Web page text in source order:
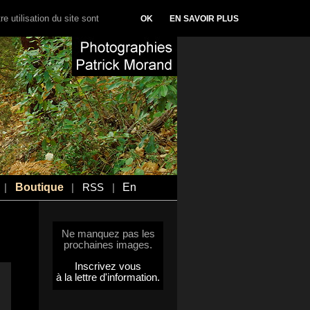
Boutique RSS En
Ne manquez pas les
prochaines images.
Inscrivez vous
à la lettre d'information.
utilisation du site sont OK EN SAVOIR PLUS